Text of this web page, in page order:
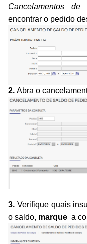
Cancelamentos de
encontrar o pedido
2. Abra o
3. Verifique quais
o saldo, marque a